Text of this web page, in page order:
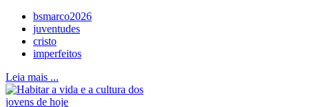
bsmarco2026
juventudes
cristo
imperfeitos
Leia mais ...